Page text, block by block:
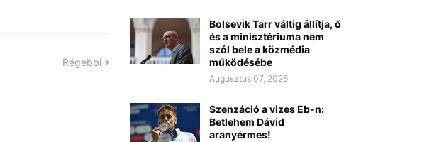
Régebbi
Bolsevik Tarr váltig állítja, ő
és a minisztériuma nem
szól bele a közmédia
működésébe
Augusztus 07, 2026
Szenzáció a vizes Eb-n:
Betlehem Dávid
aranyérmes!